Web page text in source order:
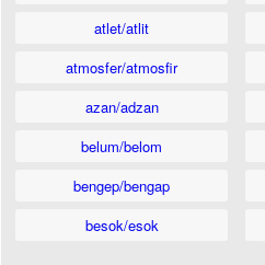
atlet/atlit
atmosfer/atmosfir
azan/adzan
belum/belom
bengep/bengap
besok/esok